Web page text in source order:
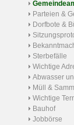
Parteien &
Dorfbote &
Sterbefälle
Wichtige
Abwasser
Müll &
Wichtige
Bauhof
Jobbörse